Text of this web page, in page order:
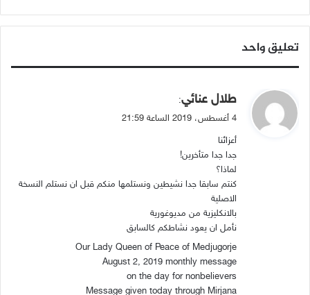
تعليق واحد
ي
ق
ل
طلال عنائي:
4 أغسطس، 2019 الساعة 21:59
أعزائنا
جدا جدا متأخرين!
لماذا؟
كنتم سابقا جدا نشيطين ونستلمها منكم قبل ان نستلم النسخة
الاصلية
بالانكليزية من مديوغورية
نأمل ان يعود نشاطكم كالسابق
Our Lady Queen of Peace of Medjugorje
August 2, 2019 monthly message
on the day for nonbelievers
Message given today through Mirjana